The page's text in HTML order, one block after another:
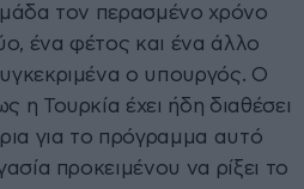
τον περασμένο χρόνο
ένα φέτος και ένα άλλο
ο υπουργός. Ο
η Τουρκία έχει ήδη διαθέσει
για το πρόγραμμα αυτό
προκειμένου να ρίξει το